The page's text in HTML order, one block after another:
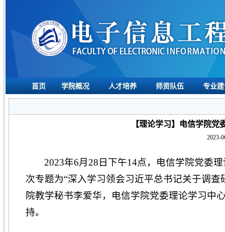
首页 学院概况 人才培养 师资队伍 专业
【理论学习】电信学院党
2023-
2023年6月28日下午14点，电信学院党委
次专题为“深入学习领会习近平总书记关于调
院教学秘书李爱华，电信学院党委理论学习中
持。